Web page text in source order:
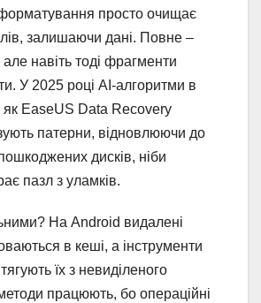
просто очищає
залишаючи дані. Повне –
навіть тоді фрагменти
У 2025 році AI-алгоритми в
як EaseUS Data Recovery
патерни, відновлюючи до
дисків, ніби
пазл з уламків.
На Android видалені
в кеші, а інструменти
їх з невиділеного
працюють, бо операційні